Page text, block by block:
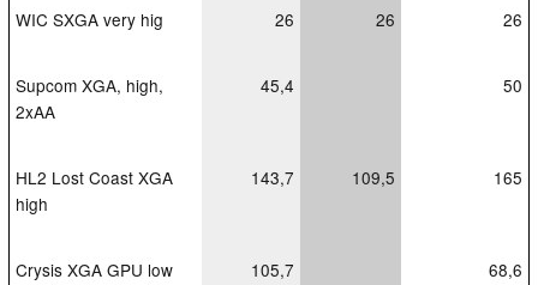
WIC SXGA very hig
26 26 26
Supcom XGA, high,
2xAA
45,4 50
HL2 Lost Coast XGA
high
143,7 109,5 165
Crysis XGA GPU low 105,7
68,6